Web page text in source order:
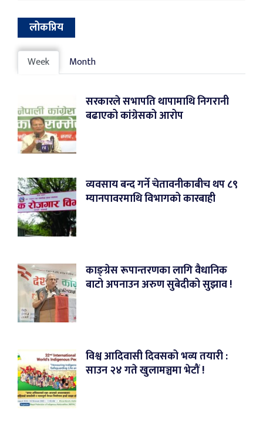
लोकप्रिय
Week Month
सरकारले सभापति थापामाथि निगरानी
बढाएको कांग्रेसको आरोप
व्यवसाय बन्द गर्ने चेतावनीकाबीच थप ८९
म्यानपावरमाथि विभागको कारबाही
काङ्ग्रेस रूपान्तरणका लागि वैधानिक
बाटो अपनाउन अरुण सुबेदीको सुझाव !
विश्व आदिवासी दिवसको भव्य तयारी :
साउन २४ गते खुलामञ्चमा भेटौं !